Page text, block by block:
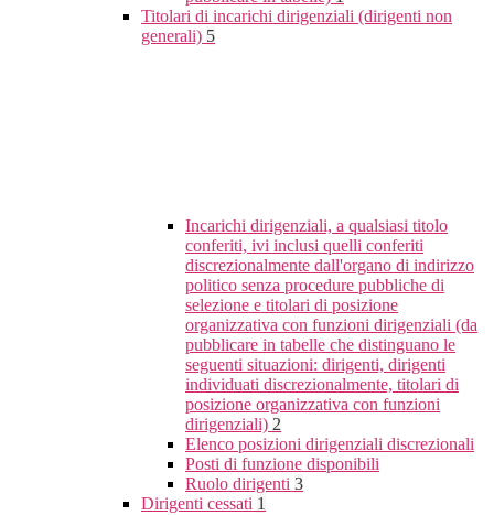
Titolari di incarichi dirigenziali (dirigenti non
generali) 5
Incarichi dirigenziali, a qualsiasi titolo
conferiti, ivi inclusi quelli conferiti
discrezionalmente dall'organo di indirizzo
politico senza procedure pubbliche di
selezione e titolari di posizione
organizzativa con funzioni dirigenziali (da
pubblicare in tabelle che distinguano le
seguenti situazioni: dirigenti, dirigenti
individuati discrezionalmente, titolari di
posizione organizzativa con funzioni
dirigenziali) 2
Elenco posizioni dirigenziali discrezionali
Posti di funzione disponibili
Ruolo dirigenti 3
Dirigenti cessati 1